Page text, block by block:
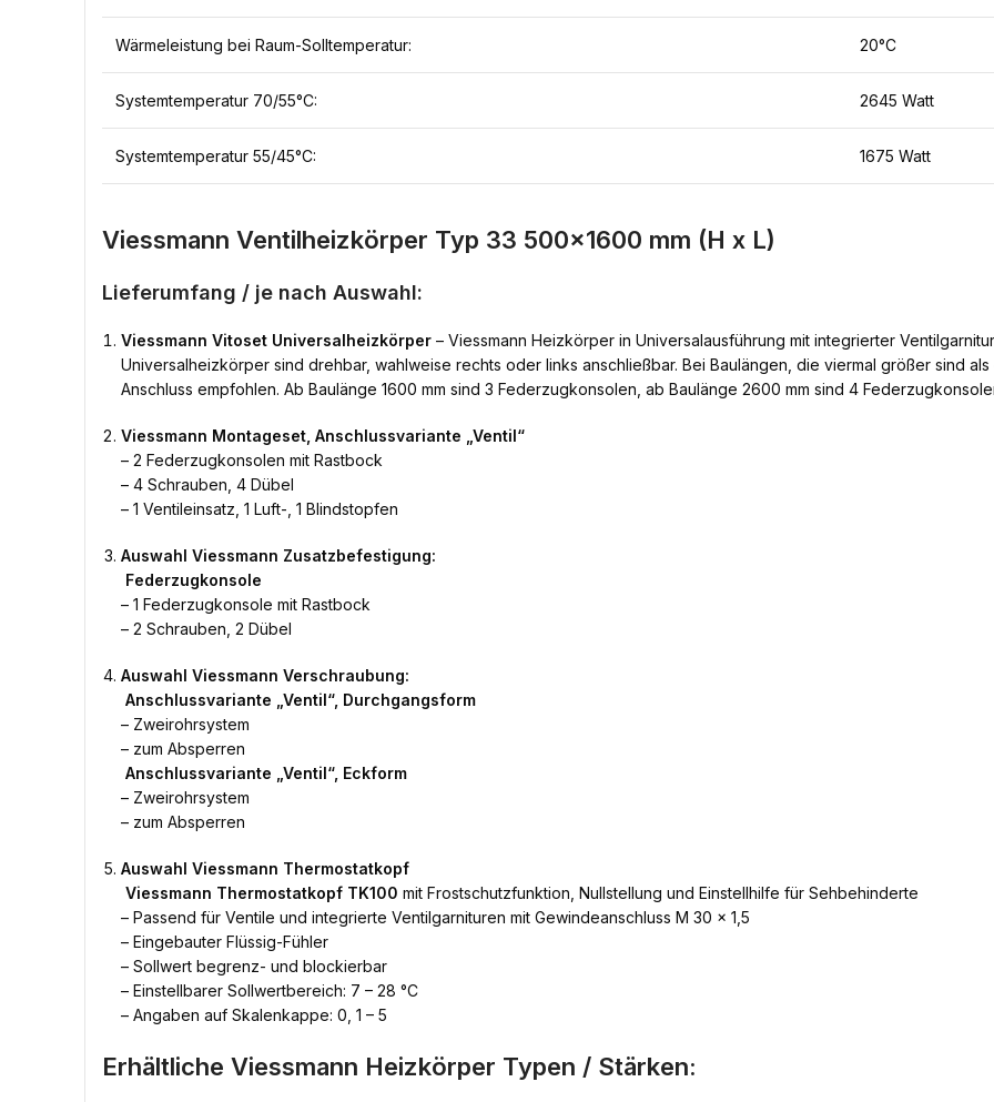
Wärmeleistung bei Raum-Solltemperatur: 20°C
Systemtemperatur 70/55°C: 2645 Watt
Systemtemperatur 55/45°C: 1675 Watt
Viessmann Ventilheizkörper Typ 33 500×1600 mm (H x L)
Lieferumfang / je nach Auswahl:
Viessmann Vitoset Universalheizkörper – Viessmann Heizkörper in Universalausführung mit integrierter
Universalheizkörper sind drehbar, wahlweise rechts oder links anschließbar. Bei Baulängen, die viermal größer sind
Anschluss empfohlen. Ab Baulänge 1600 mm sind 3 Federzugkonsolen, ab Baulänge 2600 mm sind 4
Viessmann Montageset, Anschlussvariante „Ventil“
– 2 Federzugkonsolen mit Rastbock
– 4 Schrauben, 4 Dübel
– 1 Ventileinsatz, 1 Luft-, 1 Blindstopfen
Auswahl Viessmann Zusatzbefestigung:
Federzugkonsole
– 1 Federzugkonsole mit Rastbock
– 2 Schrauben, 2 Dübel
Auswahl Viessmann Verschraubung:
Anschlussvariante „Ventil“, Durchgangsform
– Zweirohrsystem
– zum Absperren
Anschlussvariante „Ventil“, Eckform
– Zweirohrsystem
– zum Absperren
Auswahl Viessmann Thermostatkopf
Viessmann Thermostatkopf TK100 mit Frostschutzfunktion, Nullstellung und Einstellhilfe für Sehbehinderte
– Passend für Ventile und integrierte Ventilgarnituren mit Gewindeanschluss M 30 x 1,5
– Eingebauter Flüssig-Fühler
– Sollwert begrenz- und blockierbar
– Einstellbarer Sollwertbereich: 7 – 28 °C
– Angaben auf Skalenkappe: 0, 1 – 5
Erhältliche Viessmann Heizkörper Typen / Stärken: